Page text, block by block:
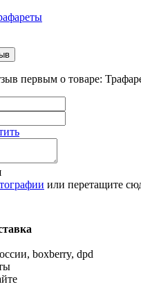
первым о товаре:
или перетащите
boxberry, dpd